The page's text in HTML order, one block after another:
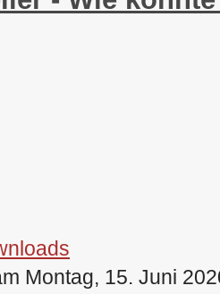
Montag, 15. Juni